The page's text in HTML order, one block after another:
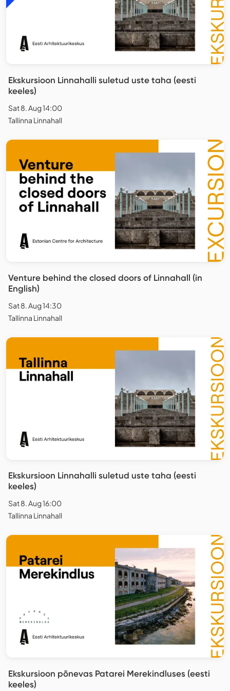
Ekskursioon Linnahalli suletud uste taha (eesti
keeles)
Sat 8. Aug 14:00
Tallinna Linnahall
Venture behind the closed doors of Linnahall (in
English)
Sat 8. Aug 14:30
Tallinna Linnahall
Ekskursioon Linnahalli suletud uste taha (eesti
keeles)
Sat 8. Aug 16:00
Tallinna Linnahall
Ekskursioon põnevas Patarei Merekindluses (eesti
keeles)